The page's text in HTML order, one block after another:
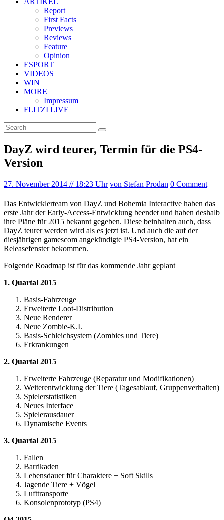
ARTIKEL
Report
First Facts
Previews
Reviews
Feature
Opinion
ESPORT
VIDEOS
WIN
MORE
Impressum
FLITZI LIVE
DayZ wird teurer, Termin für die PS4-
Version
27. November 2014 // 18:23 Uhr von Stefan Prodan 0 Comment
Das Entwicklerteam von DayZ und Bohemia Interactive haben das
erste Jahr der Early-Access-Entwicklung beendet und haben deshalb
ihre Pläne für 2015 bekannt gegeben. Diese beinhalten auch, dass
DayZ teurer werden wird als es jetzt ist. Und auch die auf der
diesjährigen gamescom angekündigte PS4-Version, hat ein
Releasefenster bekommen.
Folgende Roadmap ist für das kommende Jahr geplant
1. Quartal 2015
Basis-Fahrzeuge
Erweiterte Loot-Distribution
Neue Renderer
Neue Zombie-K.I.
Basis-Schleichsystem (Zombies und Tiere)
Erkrankungen
2. Quartal 2015
Erweiterte Fahrzeuge (Reparatur und Modifikationen)
Weiterentwicklung der Tiere (Tagesablauf, Gruppenverhalten)
Spielerstatistiken
Neues Interface
Spielerausdauer
Dynamische Events
3. Quartal 2015
Fallen
Barrikaden
Lebensdauer für Charaktere + Soft Skills
Jagende Tiere + Vögel
Lufttransporte
Konsolenprototyp (PS4)